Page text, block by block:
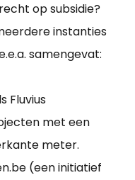
op subsidie?
instanties
samengevat:
Fluvius
met een
meter.
(een initiatief